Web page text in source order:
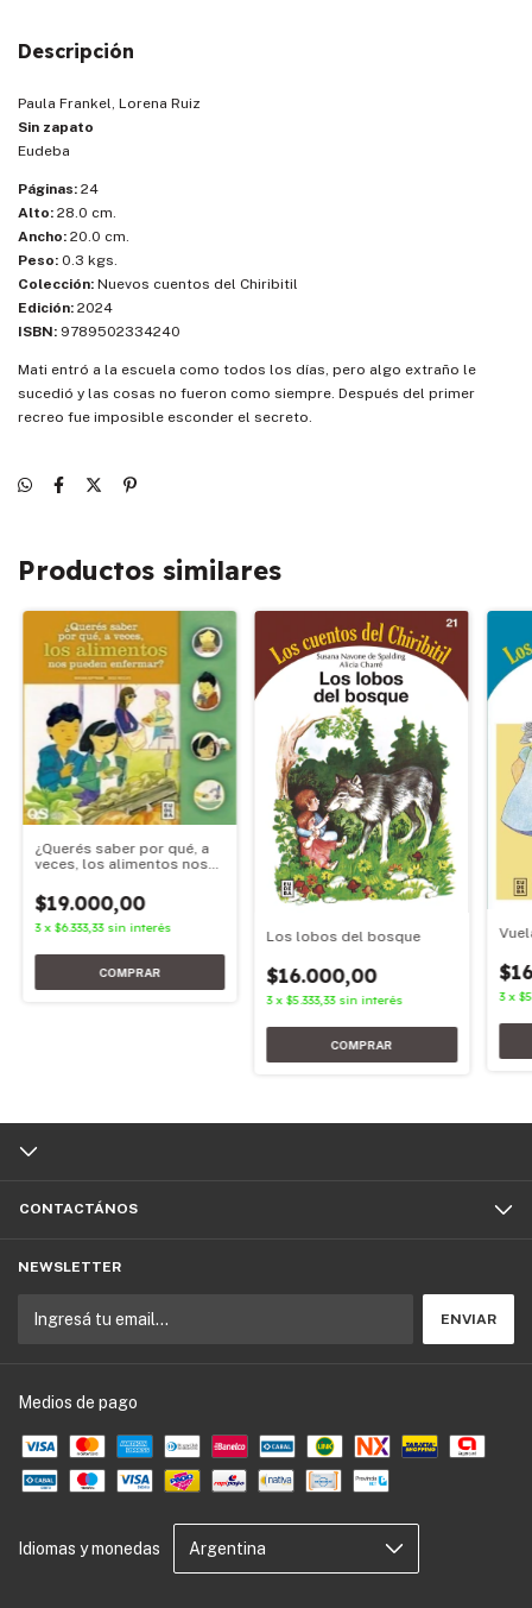
Descripción
Paula Frankel, Lorena Ruiz
Sin zapato
Eudeba
Páginas: 24
Alto: 28.0 cm.
Ancho: 20.0 cm.
Peso: 0.3 kgs.
Colección: Nuevos cuentos del Chiribitil
Edición: 2024
ISBN: 9789502334240
Mati entró a la escuela como todos los días, pero algo extraño le
sucedió y las cosas no fueron como siempre. Después del primer
recreo fue imposible esconder el secreto.
Productos similares
¿Querés saber por qué, a
veces, los alimentos nos
$19.000,00
3 x $6.333,33 sin interés
Los lobos del bosque
$16.000,00
3 x$5.333,33 sin interés 3 x
CONTACTÁNOS
NEWSLETTER
Medios de pago
Idiomas y monedas